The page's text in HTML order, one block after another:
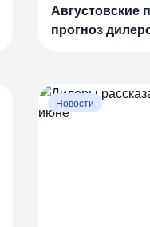
Августовские
прогноз
Новости